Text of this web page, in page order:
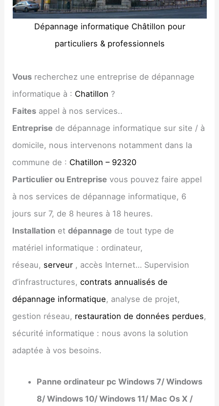
Dépannage informatique Châtillon pour
particuliers & professionnels
Vous recherchez une entreprise de dépannage
informatique à : Chatillon ?
Faites appel à nos services..
Entreprise de dépannage informatique sur site / à
domicile, nous intervenons notamment dans la
commune de : Chatillon – 92320
Particulier ou Entreprise vous pouvez faire appel
à nos services de dépannage informatique, 6
jours sur 7, de 8 heures à 18 heures.
Installation etdépannage de tout type de
matériel informatique : ordinateur,
réseau, serveur , accès Internet… Supervision
d’infrastructures, contrats annualisés de
dépannage informatique, analyse de projet,
gestion réseau, restauration de données perdues,
sécurité informatique : nous avons la solution
adaptée à vos besoins.
Panne ordinateur pc Windows 7/ Windows
8/ Windows 10/ Windows 11/ Mac Os X /